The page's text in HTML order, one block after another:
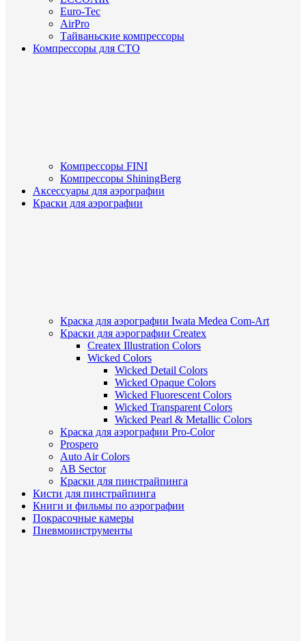
Euro-Tec
AirPro
Тайваньские компрессоры
Компрессоры для СТО
Компрессоры FINI
Компрессоры ShiningBerg
Аксессуары для аэрографии
Краски для аэрографии
Краска для аэрографии Iwata Medea Com-Art
Краски для аэрографии Createx
Createx Illustration Colors
Wicked Colors
Wicked Detail Colors
Wicked Opaque Colors
Wicked Fluorescent Colors
Wicked Transparent Colors
Wicked Pearl & Metallic Colors
Краска для аэрографии Pro-Color
Prospero
Auto Air Colors
AB Sector
Краски для пинстрайпинга
Кисти для пинстрайпинга
Книги и фильмы по аэрографии
Покрасочные камеры
Пневмоинструменты